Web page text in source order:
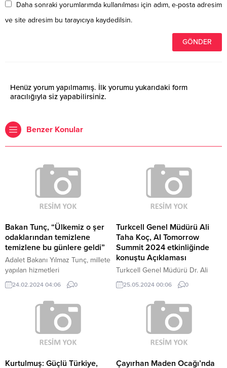
Daha sonraki yorumlarımda kullanılması için adım, e-posta adresim
ve site adresim bu tarayıcıya kaydedilsin.
Henüz yorum yapılmamış. İlk yorumu yukarıdaki form
aracılığıyla siz yapabilirsiniz.
Benzer Konular
Bakan Tunç, “Ülkemiz o şer
odaklarından temizlene
temizlene bu günlere geldi”
Adalet Bakanı Yılmaz Tunç, millete
yapılan hizmetleri
hazmedemeyenlerin Türkiye'nin
dünyada lider konuma
yükselmesini istemeyen şer
odaklarıyla mücadele etmeye ve
onlara fırsat vermemeye devam
edeceklerini söyledi.
24.02.2024 04:06 0
Turkcell Genel Müdürü Ali
Taha Koç, AI Tomorrow
Summit 2024 etkinliğinde
konuştu Açıklaması
Turkcell Genel Müdürü Dr. Ali
Taha Koç, iş dünyasındakiler ile
girişimcilerin mutlaka yapay
zekayı bilmesi gerektiğini
belirterek, "Yapay zekayı
kullananlar, kullanmayanların
yerini alacak.
25.05.2024 00:06 0
Kurtulmuş: Güçlü Türkiye,
Çayırhan Maden Ocağı’nda